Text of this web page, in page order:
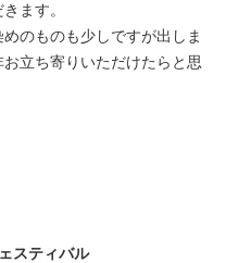
ます。
のものも少しですが出しま
立ち寄りいただけたらと思
スティバル